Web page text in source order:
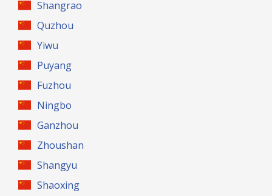
Shangrao
Quzhou
Yiwu
Puyang
Fuzhou
Ningbo
Ganzhou
Zhoushan
Shangyu
Shaoxing